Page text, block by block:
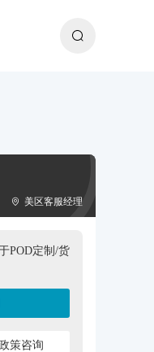
美区客服经理
POD定制/货
策咨询